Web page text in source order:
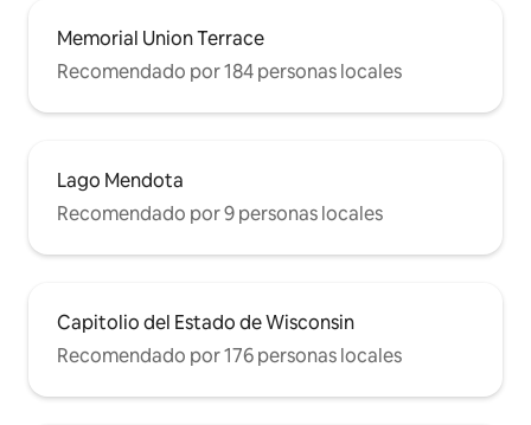
Memorial Union Terrace
Recomendado por 184 personas locales
Lago Mendota
Recomendado por 9 personas locales
Capitolio del Estado de Wisconsin
Recomendado por 176 personas locales